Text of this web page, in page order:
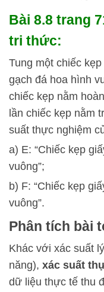
Bài 8.8 trang
tri thức:
Tung một chiếc
gạch đá hoa hình
chiếc kẹp nằm
lần chiếc kẹp nằm
suất thực nghiệm
a) E: “Chiếc kẹp
vuông”;
b) F: “Chiếc kẹp
vuông”.
Phân tích bài
Khác với xác suất
năng), xác suất
dữ liệu thực tế thu